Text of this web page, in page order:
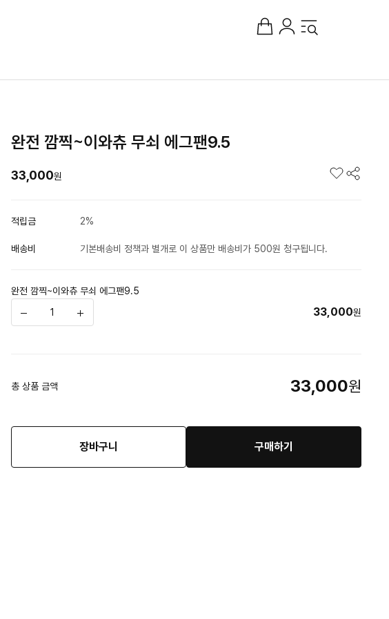
완전 깜찍~이와츄 무쇠 에그팬9.5
33,000원
적립금 2%
배송비 기본배송비 정책과 별개로 이 상품만 배송비가 500원 청구됩니다.
완전 깜찍~이와츄 무쇠 에그팬9.5
33,000원
총 상품 금액 33,000원
장바구니 구매하기